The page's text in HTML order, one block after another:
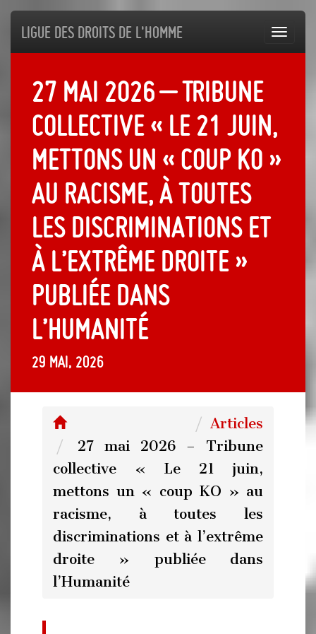
Ligue des droits de l'Homme
27 mai 2026 – Tribune
collective « Le 21 juin,
mettons un « coup KO »
au racisme, à toutes
les discriminations et
à l’extrême droite »
publiée dans
l’Humanité
29 mai, 2026
Articles
27 mai 2026 – Tribune
collective « Le 21 juin,
mettons un « coup KO » au
racisme, à toutes les
discriminations et à l’extrême
droite » publiée dans
l’Humanité